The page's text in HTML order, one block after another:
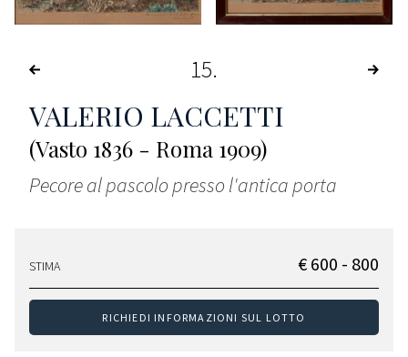
15
VALERIO LACCETTI
(Vasto 1836 - Roma 1909)
Pecore al pascolo presso l'antica porta
STIMA € 600 - 800
RICHIEDI INFORMAZIONI SUL LOTTO